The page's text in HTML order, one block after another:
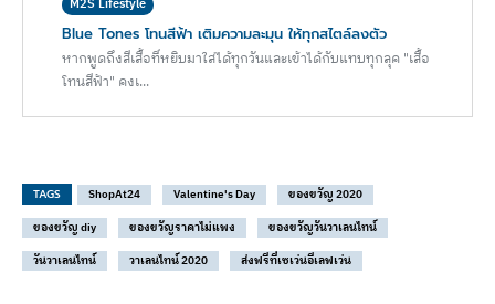
M2S Lifestyle
Blue Tones โทนสีฟ้า เติมความละมุน ให้ทุกสไตล์ลงตัว
หากพูดถึงสีเสื้อที่หยิบมาใส่ได้ทุกวันและเข้าได้กับแทบทุกลุค "เสื้อ
โทนสีฟ้า" คงเ...
TAGS ShopAt24 Valentine's Day
ของขวัญ 2020
ของขวัญ diy
ของขวัญราคาไม่แพง
ของขวัญวันวาเลนไทน์
วันวาเลนไทน์
วาเลนไทน์ 2020 ส่งฟรีที่เซเว่นอีเลฟเว่น